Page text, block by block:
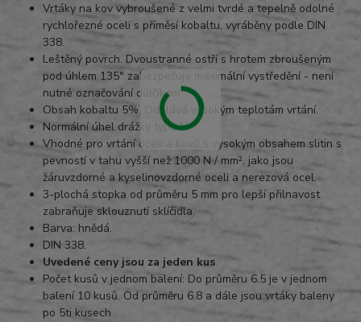
Vrtáky na kov vybroušené z velmi tvrdé a tepelně odolné
rychlořezné oceli s příměsí kobaltu, vyráběny podle DIN
338.
Leštěný povrch. Dvoustranné ostří s hrotem zbroušeným
pod úhlem 135° zabezpečuje maximální vystředění - není
nutné označování důlčíkem.
Obsah kobaltu 5%. Odolává vysokým teplotám vrtání.
Normální úhel drážky typu N.
Vhodné pro vrtání ocelí a kovů s vysokým obsahem slitin s
pevností v tahu vyšší než 1000 N / mm², jako jsou
žáruvzdorné a kyselinovzdorné oceli a nerezová ocel.
3-plochá stopka od průměru 5 mm pro lepší přilnavost
zabraňuje sklouznutí sklíčidla.
Barva: hnědá.
DIN 338.
Uvedené ceny jsou za jeden kus
Počet kusů v jednom balení: Do průměru 6.5 je v jednom
balení 10 kusů. Od průměru 6.8 a dále jsou vrtáky baleny
po 5ti kusech